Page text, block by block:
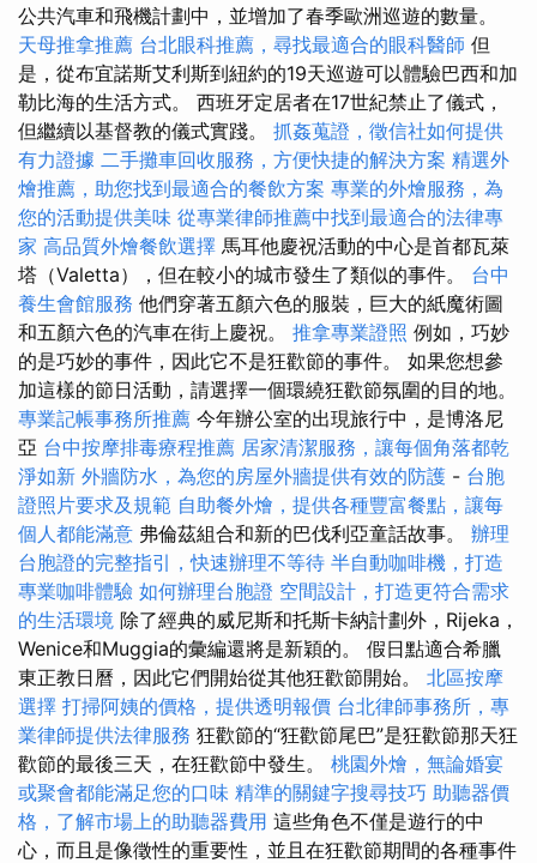
公共汽車和飛機計劃中，並增加了春季歐洲巡遊的數量。
天母推拿推薦 台北眼科推薦，尋找最適合的眼科醫師 但
是，從布宜諾斯艾利斯到紐約的19天巡遊可以體驗巴西和加
勒比海的生活方式。 西班牙定居者在17世紀禁止了儀式，
但繼續以基督教的儀式實踐。 抓姦蒐證，徵信社如何提供
有力證據 二手攤車回收服務，方便快捷的解決方案 精選外
燴推薦，助您找到最適合的餐飲方案 專業的外燴服務，為
您的活動提供美味 從專業律師推薦中找到最適合的法律專
家 高品質外燴餐飲選擇 馬耳他慶祝活動的中心是首都瓦萊
塔（Valetta），但在較小的城市發生了類似的事件。 台中
養生會館服務 他們穿著五顏六色的服裝，巨大的紙魔術圖
和五顏六色的汽車在街上慶祝。 推拿專業證照 例如，巧妙
的是巧妙的事件，因此它不是狂歡節的事件。 如果您想參
加這樣的節日活動，請選擇一個環繞狂歡節氛圍的目的地。
專業記帳事務所推薦 今年辦公室的出現旅行中，是博洛尼
亞 台中按摩排毒療程推薦 居家清潔服務，讓每個角落都乾
淨如新 外牆防水，為您的房屋外牆提供有效的防護 - 台胞
證照片要求及規範 自助餐外燴，提供各種豐富餐點，讓每
個人都能滿意 弗倫茲組合和新的巴伐利亞童話故事。 辦理
台胞證的完整指引，快速辦理不等待 半自動咖啡機，打造
專業咖啡體驗 如何辦理台胞證 空間設計，打造更符合需求
的生活環境 除了經典的威尼斯和托斯卡納計劃外，Rijeka，
Wenice和Muggia的彙編還將是新穎的。 假日點適合希臘
東正教日曆，因此它們開始從其他狂歡節開始。 北區按摩
選擇 打掃阿姨的價格，提供透明報價 台北律師事務所，專
業律師提供法律服務 狂歡節的“狂歡節尾巴”是狂歡節那天狂
歡節的最後三天，在狂歡節中發生。 桃園外燴，無論婚宴
或聚會都能滿足您的口味 精準的關鍵字搜尋技巧 助聽器價
格，了解市場上的助聽器費用 這些角色不僅是遊行的中
心，而且是像徵性的重要性，並且在狂歡節期間的各種事件